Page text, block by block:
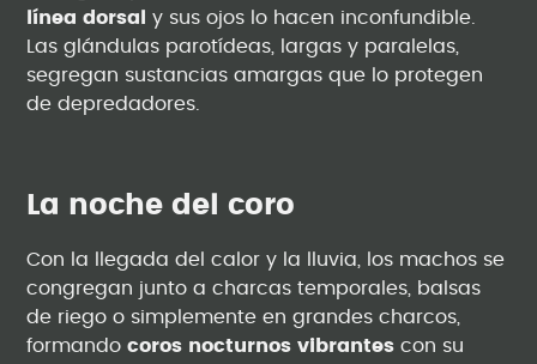
línea dorsal
y sus ojos lo hacen inconfundible.
Las glándulas parotídeas, largas y paralelas,
segregan sustancias amargas que lo protegen
de depredadores.
La noche del coro
Con la llegada del calor y la lluvia, los machos se
congregan junto a charcas temporales, balsas
de riego o simplemente en grandes charcos,
formandocoros nocturnos vibrantes con su